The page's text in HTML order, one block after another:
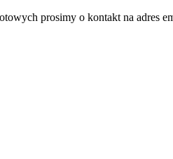
prosimy o kontakt na adres